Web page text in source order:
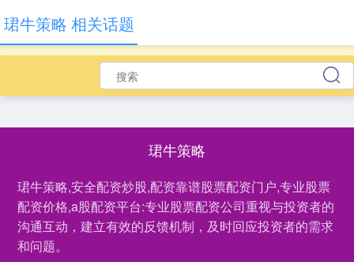
珺牛策略
珺牛策略,安全配资炒股,配资靠谱股票配资门户,专业股票
配资价格,a股配资平台:专业股票配资公司重视与投资者的
沟通互动，建立有效的反馈机制，及时回应投资者的需求
和问题。
珺牛策略 相关话题